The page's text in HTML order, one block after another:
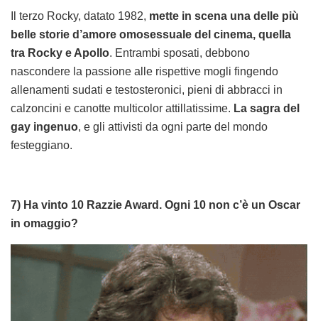
Il terzo Rocky, datato 1982, mette in scena una delle più
belle storie d’amore omosessuale del cinema, quella
tra Rocky e Apollo. Entrambi sposati, debbono
nascondere la passione alle rispettive mogli fingendo
allenamenti sudati e testosteronici, pieni di abbracci in
calzoncini e canotte multicolor attillatissime. La sagra del
gay ingenuo, e gli attivisti da ogni parte del mondo
festeggiano.
7) Ha vinto 10 Razzie Award. Ogni 10 non c’è un Oscar
in omaggio?